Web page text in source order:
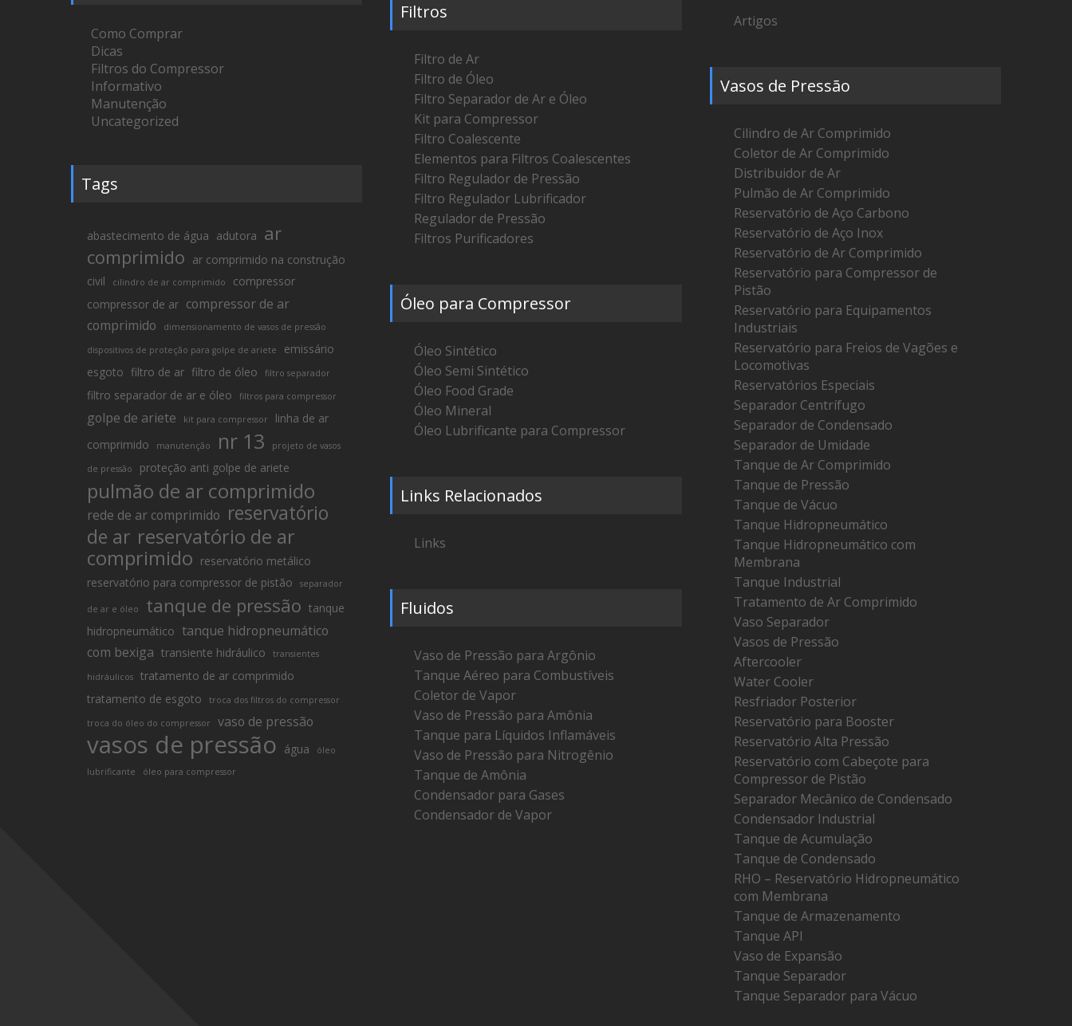
Como Comprar
Dicas
Filtros do Compressor
Informativo
Manutenção
Uncategorized
Tags
abastecimento de água adutora ar
comprimido ar comprimido na construção
civil
cilindro de ar comprimido
compressor
compressor de ar compressor de ar
comprimido
dimensionamento de vasos de pressão
dispositivos de proteção para golpe de ariete
emissário
esgoto filtro de ar filtro de óleo filtro separador
filtro separador de ar e óleo filtros para compressor
golpe de ariete kit para compressor
linha de ar
comprimido
manutenção nr 13 projeto de vasos
de pressão proteção anti golpe de ariete
pulmão de ar comprimido
rede de ar comprimido reservatório
de ar reservatório de ar
comprimido reservatório metálico
reservatório para compressor de pistão
separador
de ar e óleo tanque de pressão tanque
hidropneumático tanque hidropneumático
com bexiga transiente hidráulico transientes
hidráulicos
tratamento de ar comprimido
tratamento de esgoto
troca dos filtros do compressor
troca do óleo do compressor vaso de pressão
vasos de pressão água
óleo
lubrificante
óleo para compressor
Filtros
Filtro de Ar
Filtro de Óleo
Filtro Separador de Ar e Óleo
Kit para Compressor
Filtro Coalescente
Elementos para Filtros Coalescentes
Filtro Regulador de Pressão
Filtro Regulador Lubrificador
Regulador de Pressão
Filtros Purificadores
Óleo para Compressor
Óleo Sintético
Óleo Semi Sintético
Óleo Food Grade
Óleo Mineral
Óleo Lubrificante para Compressor
Links Relacionados
Links
Fluidos
Vaso de Pressão para Argônio
Tanque Aéreo para Combustíveis
Coletor de Vapor
Vaso de Pressão para Amônia
Tanque para Líquidos Inflamáveis
Vaso de Pressão para Nitrogênio
Tanque de Amônia
Condensador para Gases
Condensador de Vapor
Artigos
Vasos de Pressão
Cilindro de Ar Comprimido
Coletor de Ar Comprimido
Distribuidor de Ar
Pulmão de Ar Comprimido
Reservatório de Aço Carbono
Reservatório de Aço Inox
Reservatório de Ar Comprimido
Reservatório para Compressor de
Pistão
Reservatório para Equipamentos
Industriais
Reservatório para Freios de Vagões e
Locomotivas
Reservatórios Especiais
Separador Centrífugo
Separador de Condensado
Separador de Umidade
Tanque de Ar Comprimido
Tanque de Pressão
Tanque de Vácuo
Tanque Hidropneumático
Tanque Hidropneumático com
Membrana
Tanque Industrial
Tratamento de Ar Comprimido
Vaso Separador
Vasos de Pressão
Aftercooler
Water Cooler
Resfriador Posterior
Reservatório para Booster
Reservatório Alta Pressão
Reservatório com Cabeçote para
Compressor de Pistão
Separador Mecânico de Condensado
Condensador Industrial
Tanque de Acumulação
Tanque de Condensado
RHO – Reservatório Hidropneumático
com Membrana
Tanque de Armazenamento
Tanque API
Vaso de Expansão
Tanque Separador
Tanque Separador para Vácuo